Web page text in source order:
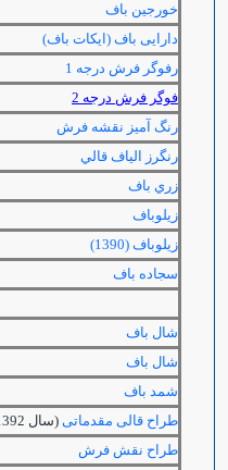
خورجین باف
دارایی باف (ایکات باف)
رفوگر فرش درجه 1
فوگر فرش درجه 2
رنگ آميز نقشه فرش
رنگرز الياف قالي
زري باف
زیلوباف
زيلوباف (1390)
سجاده باف
شال باف
شال باف
شمد باف
طراح قالی مقدماتی (سال 1392)
طراح نقش فرش